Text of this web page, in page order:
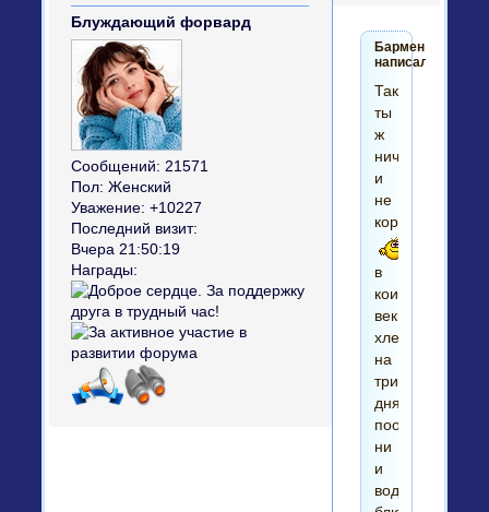
Блуждающий форвард
Сообщений: 21571
Пол: Женский
Уважение: +10227
Последний визит:
Вчера 21:50:19
Награды:
Бармен
написал(а):
Так
ты
ж
ничем
и
не
кормишь!
в
кои
веки
хлеба
на
три
дня
пообещала,
ни
и
воды